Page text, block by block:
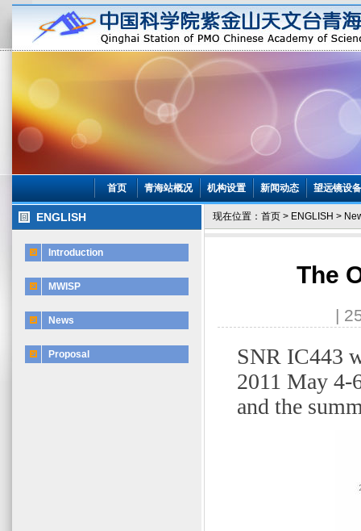
首页 青海站概况 机构设置 新闻动态 望远镜设
ENGLISH
Introduction
MWISP
News
Proposal
现在位置： 首页 > ENGLISH >
The
|
SNR IC443
2011 May
and the